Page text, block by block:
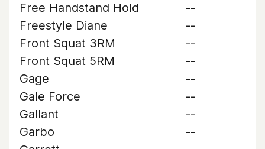
Free Handstand Hold
--
Freestyle Diane
--
Front Squat 3RM
--
Front Squat 5RM
--
Gage
--
Gale Force
--
Gallant
--
Garbo
--